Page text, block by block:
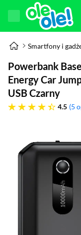
Smartfony i
Powerbank
Energy Car
USB Czarny
4.5
4.5 gwiazdek 5